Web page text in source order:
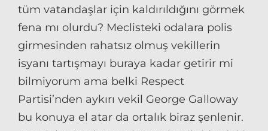
tüm vatandaşlar için kaldırıldığını görmek
fena mı olurdu? Meclisteki odalara polis
girmesinden rahatsız olmuş vekillerin
isyanı tartışmayı buraya kadar getirir mi
bilmiyorum ama belki Respect
Partisi’nden aykırı vekil George Galloway
bu konuya el atar da ortalık biraz şenlenir.